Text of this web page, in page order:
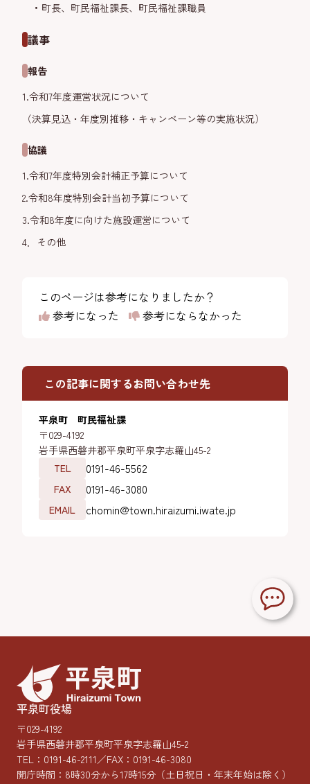
町長、町民福祉課長、町民福祉課職員
議事
報告
1.令和7年度運営状況について
（決算見込・年度別推移・キャンペーン等の実施状況）
協議
1.令和7年度特別会計補正予算について
2.令和8年度特別会計当初予算について
3.令和8年度に向けた施設運営について
4．その他
このページは参考になりましたか？
参考になった
参考にならなかった
この記事に関するお問い合わせ先
平泉町 町民福祉課
〒029-4192
岩手県西磐井郡平泉町平泉字志羅山45-2
TEL
0191-46-5562
FAX 0191-46-3080
EMAIL chomin@town.hiraizumi.iwate.jp
平泉町役場
〒029-4192
岩手県西磐井郡平泉町平泉字志羅山45-2
TEL： 0191-46-2111／FAX：0191-46-3080
開庁時間：8時30分から17時15分 （土日祝日・年末年始は除く）